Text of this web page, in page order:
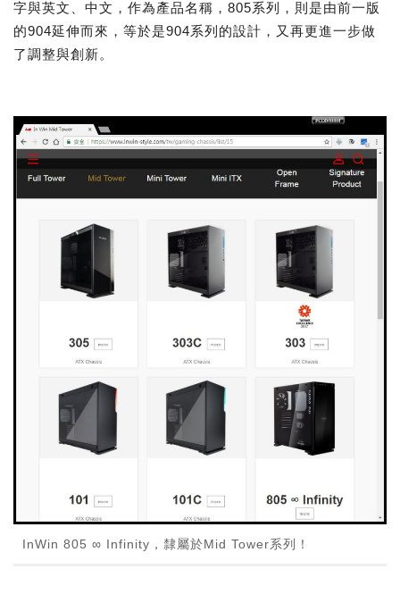
字與英文、中文，作為產品名稱，805系列，則是由前一版
的904延伸而來，等於是904系列的設計，又再更進一步做
了調整與創新。
InWin 805 ∞ Infinity，隸屬於Mid Tower系列！